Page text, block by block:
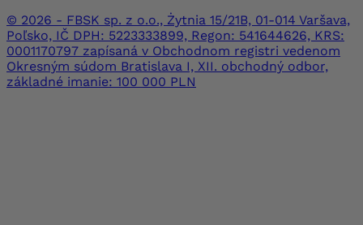
© 2026 - FBSK sp. z o.o., Żytnia 15/21B, 01-014 Varšava,
Poľsko, IČ DPH: 5223333899, Regon: 541644626, KRS:
0001170797 zapísaná v Obchodnom registri vedenom
Okresným súdom Bratislava I, XII. obchodný odbor,
základné imanie: 100 000 PLN